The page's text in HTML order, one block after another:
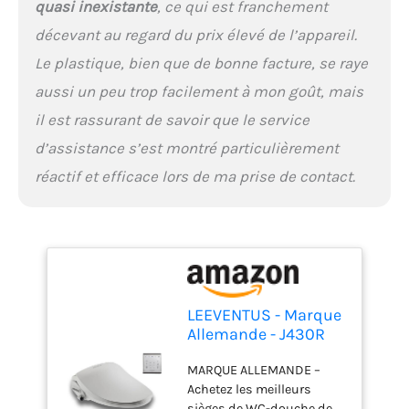
possible dans les 30
jours !
Grâce aux nombreuses
fonctions et possibilités
température de l'eau, la
pression de l'eau, la
température du séchoir, la
saisons froides, la buse
avec pulsations et
oscillations, l’éclairage
nocturne à LED, les
toilettes Smart sont la
dans toutes les
situations. Les toilettes
quasi inexistante, ce qui est franchement
décevant au regard du prix élevé de l’appareil.
Le plastique, bien que de bonne facture, se raye
aussi un peu trop facilement à mon goût, mais
il est rassurant de savoir que le service
d’assistance s’est montré particulièrement
réactif et efficace lors de ma prise de contact.
LEEVENTUS - Marque
Allemande - J430R
nouveau modèle ! -
Siège de Toilette
MARQUE ALLEMANDE –
Achetez les meilleurs